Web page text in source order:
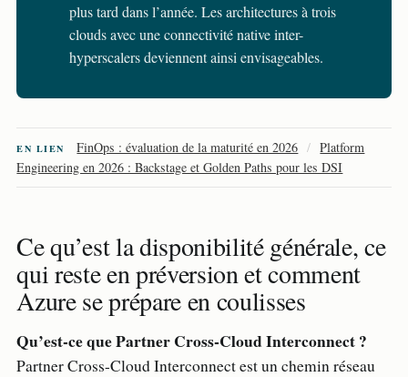
plus tard dans l’année. Les architectures à trois
clouds avec une connectivité native inter-
hyperscalers deviennent ainsi envisageables.
EN LIEN FinOps : évaluation de la maturité en 2026 / Platform
Engineering en 2026 : Backstage et Golden Paths pour les DSI
Ce qu’est la disponibilité générale, ce
qui reste en préversion et comment
Azure se prépare en coulisses
Qu’est-ce que Partner Cross-Cloud Interconnect ?
Partner Cross-Cloud Interconnect est un chemin réseau